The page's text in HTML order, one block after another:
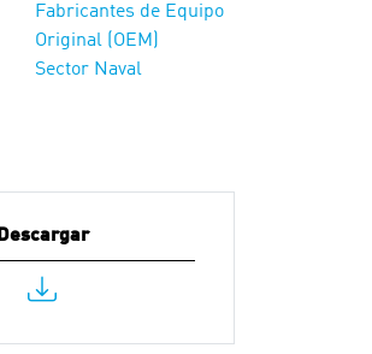
Fabricantes de Equipo
Original (OEM)
Sector Naval
Descargar